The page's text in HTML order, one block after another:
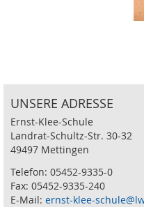
UNSERE ADRESSE
Ernst-Klee-Schule
Landrat-Schultz-Str. 30-32
49497 Mettingen
Telefon: 05452-9335-0
Fax: 05452-9335-240
E-Mail: ernst-klee-